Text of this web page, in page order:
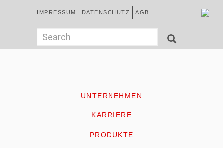
Kopfzeile
IMPRESSUM DATENSCHUTZ AGB
Suchformular
Search SEARCH
UNTERNEHMEN
KARRIERE
PRODUKTE